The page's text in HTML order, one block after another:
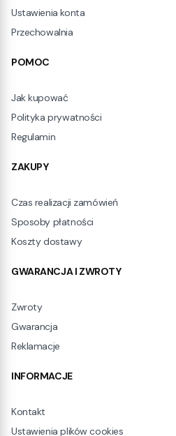
Ustawienia konta
Przechowalnia
POMOC
Jak kupować
Polityka prywatności
Regulamin
ZAKUPY
Czas realizacji zamówień
Sposoby płatności
Koszty dostawy
GWARANCJA I ZWROTY
Zwroty
Gwarancja
Reklamacje
INFORMACJE
Kontakt
Ustawienia plików cookies